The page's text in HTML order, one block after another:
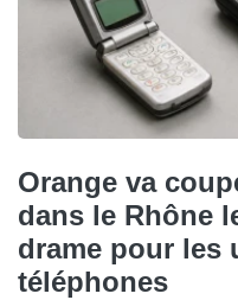
Orange va
dans le Rhône
drame pour les
téléphones